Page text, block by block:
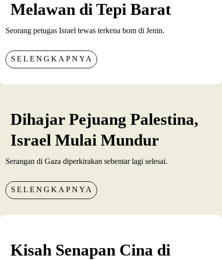
Melawan di Tepi Barat
Seorang petugas Israel tewas terkena bom di Jenin.
SELENGKAPNYA
Dihajar Pejuang Palestina,
Israel Mulai Mundur
Serangan di Gaza diperkirakan sebentar lagi selesai.
SELENGKAPNYA
Kisah Senapan Cina di